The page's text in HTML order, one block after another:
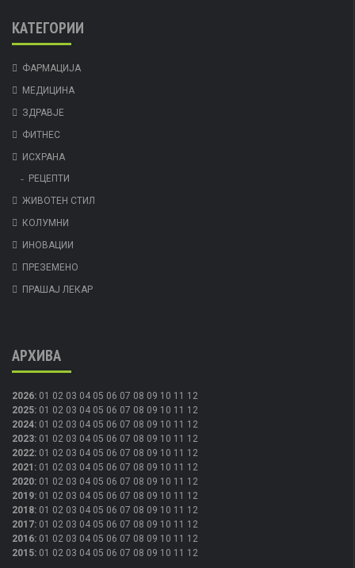
КАТЕГОРИИ
ФАРМАЦИЈА
МЕДИЦИНА
ЗДРАВЈЕ
ФИТНЕС
ИСХРАНА
РЕЦЕПТИ
ЖИВОТЕН СТИЛ
КОЛУМНИ
ИНОВАЦИИ
ПРЕЗЕМЕНО
ПРАШАЈ ЛЕКАР
АРХИВА
2026: 01 02 03 04 05 06 07 08 09 10 11 12
2025: 01 02 03 04 05 06 07 08 09 10 11 12
2024: 01 02 03 04 05 06 07 08 09 10 11 12
2023: 01 02 03 04 05 06 07 08 09 10 11 12
2022: 01 02 03 04 05 06 07 08 09 10 11 12
2021 : 01 02 03 04 05 06 07 08 09 10 11 12
2020: 01 02 03 04 05 06 07 08 09 10 11 12
2019: 01 02 03 04 05 06 07 08 09 10 11 12
2018: 01 02 03 04 05 06 07 08 09 10 11 12
2017: 01 02 03 04 05 06 07 08 09 10 11 12
2016: 01 02 03 04 05 06 07 08 09 10 11 12
2015: 01 02 03 04 05 06 07 08 09 10 11 12